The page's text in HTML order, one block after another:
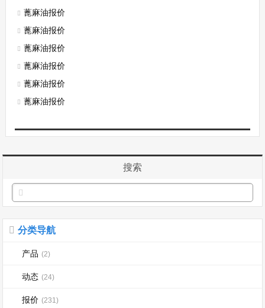
蓖麻油报价
蓖麻油报价
蓖麻油报价
蓖麻油报价
蓖麻油报价
蓖麻油报价
搜索
分类导航
产品 (2)
动态 (24)
报价 (231)